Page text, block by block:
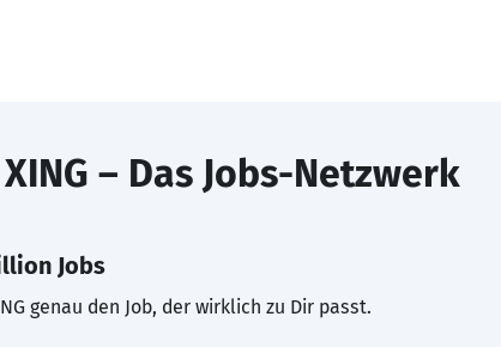
XING – Das Jobs-Netzwerk
Jobs
genau den Job, der wirklich zu Dir passt.